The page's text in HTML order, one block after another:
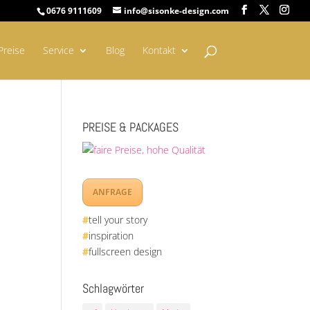
0676 9111609 info@sisonke-design.com
Service Blog Kontakt
PREISE & PACKAGES
ANFRAGE
#tell your story
#inspiration
#fullscreen design
Schlagwörter